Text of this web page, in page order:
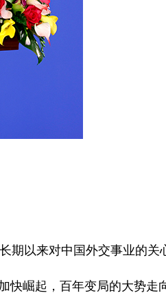
以来对中国外交事业的关
崛起，百年变局的大势走